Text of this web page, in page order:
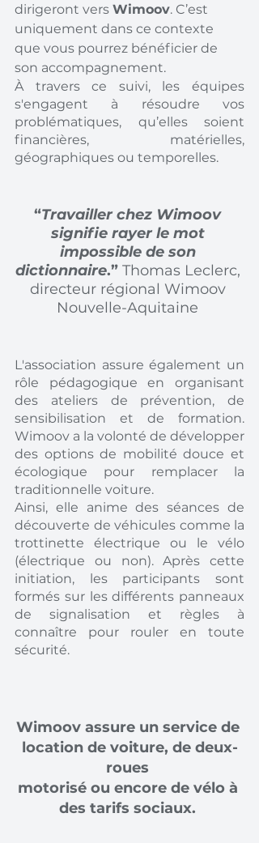
dirigeront vers Wimoov. C’est
uniquement dans ce contexte
que vous pourrez bénéficier de
son accompagnement.
À travers ce suivi, les équipes
s'engagent à résoudre vos
problématiques, qu’elles soient
financières, matérielles,
géographiques ou temporelles.
“Travailler chez Wimoov
signifie rayer le mot
impossible de son
dictionnaire.” Thomas Leclerc,
directeur régional Wimoov
Nouvelle-Aquitaine
L'association assure également un
rôle pédagogique en organisant
des ateliers de prévention, de
sensibilisation et de formation.
Wimoov a la volonté de développer
des options de mobilité douce et
écologique pour remplacer la
traditionnelle voiture.
Ainsi, elle anime des séances de
découverte de véhicules comme la
trottinette électrique ou le vélo
(électrique ou non). Après cette
initiation, les participants sont
formés sur les différents panneaux
de signalisation et règles à
connaître pour rouler en toute
sécurité.
Wimoov assure un service de
location de voiture, de deux-
roues
motorisé ou encore de vélo à
des tarifs sociaux.